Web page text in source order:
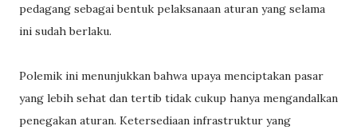
pedagang sebagai bentuk pelaksanaan aturan yang selama
ini sudah berlaku.
Polemik ini menunjukkan bahwa upaya menciptakan pasar
yang lebih sehat dan tertib tidak cukup hanya mengandalkan
penegakan aturan. Ketersediaan infrastruktur yang